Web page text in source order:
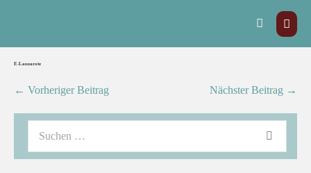
E-Lanzarote
← Vorheriger Beitrag Nächster Beitrag →